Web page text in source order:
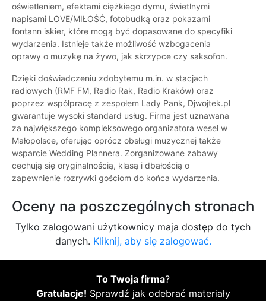
oświetleniem, efektami ciężkiego dymu, świetlnymi
napisami LOVE/MIŁOŚĆ, fotobudką oraz pokazami
fontann iskier, które mogą być dopasowane do specyfiki
wydarzenia. Istnieje także możliwość wzbogacenia
oprawy o muzykę na żywo, jak skrzypce czy saksofon.
Dzięki doświadczeniu zdobytemu m.in. w stacjach
radiowych (RMF FM, Radio Rak, Radio Kraków) oraz
poprzez współpracę z zespołem Lady Pank, Djwojtek.pl
gwarantuje wysoki standard usług. Firma jest uznawana
za największego kompleksowego organizatora wesel w
Małopolsce, oferując oprócz obsługi muzycznej także
wsparcie Wedding Plannera. Zorganizowane zabawy
cechują się oryginalnością, klasą i dbałością o
zapewnienie rozrywki gościom do końca wydarzenia.
Oceny na poszczególnych stronach
Tylko zalogowani użytkownicy maja dostęp do tych
danych. Kliknij, aby się zalogować.
To Twoja firma?
Gratulacje! Sprawdź jak odebrać materiały